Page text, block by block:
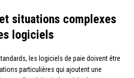
situations complexes
logiciels
les logiciels de paie doivent être
particulières qui ajoutent une